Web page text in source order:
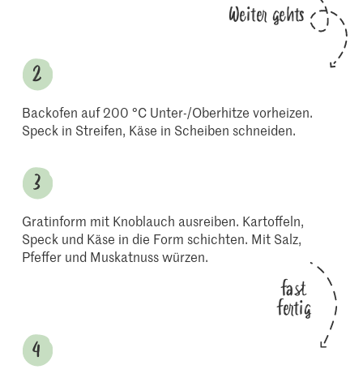
Weiter gehts
Backofen auf 200 °C Unter-/Oberhitze vorheizen.
Speck in Streifen, Käse in Scheiben schneiden.
Gratinform mit Knoblauch ausreiben. Kartoffeln,
Speck und Käse in die Form schichten. Mit Salz,
Pfeffer und Muskatnuss würzen.
fast
fertig